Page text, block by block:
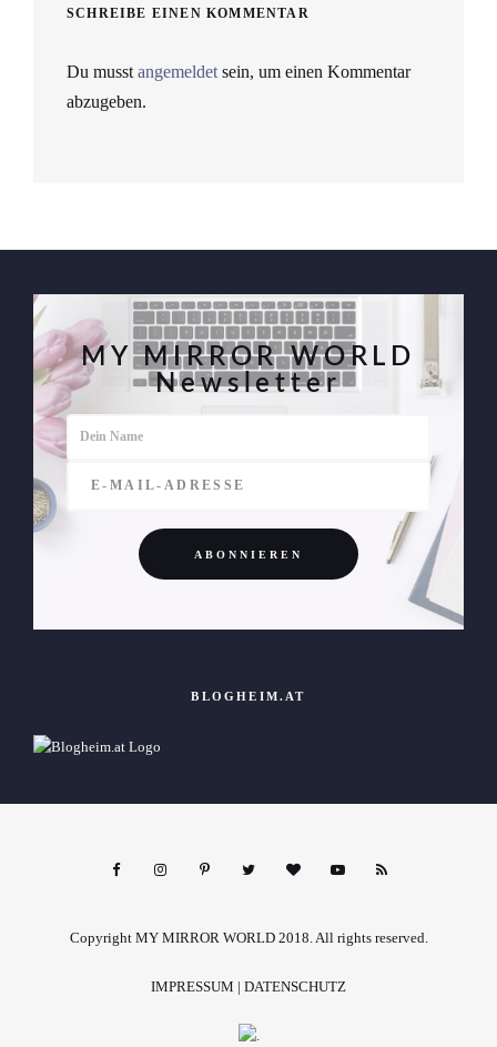
SCHREIBE EINEN KOMMENTAR
Du musst angemeldet sein, um einen Kommentar
abzugeben.
MY MIRROR WORLD
Newsletter
BLOGHEIM.AT
Copyright MY MIRROR WORLD 2018. All rights reserved.
IMPRESSUM | DATENSCHUTZ